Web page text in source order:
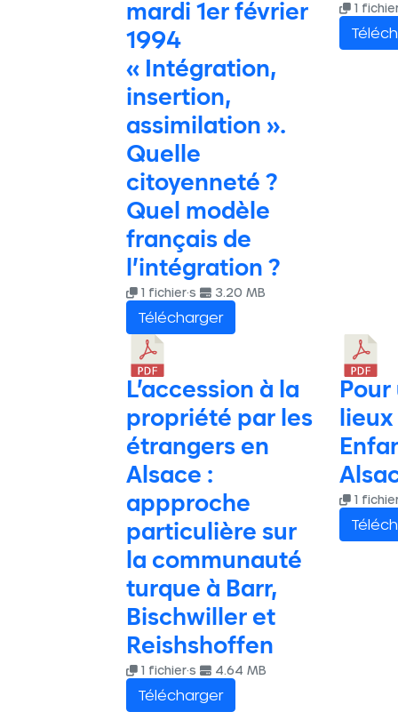
mardi 1er février
1994
« Intégration,
insertion,
assimilation ».
Quelle
citoyenneté ?
Quel modèle
français de
l’intégration ?
1 fichier·s 3.20 MB
Télécharger
1
L’accession à la
propriété par les
étrangers en
Alsace :
appproche
particulière sur
la communauté
turque à Barr,
Bischwiller et
Reishshoffen
1 fichier·s 4.64 MB
Télécharger
1